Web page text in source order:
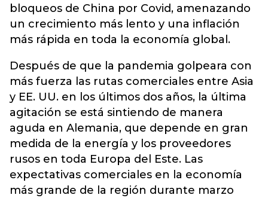
bloqueos de China por Covid, amenazando
un crecimiento más lento y una inflación
más rápida en toda la economía global.
Después de que la pandemia golpeara con
más fuerza las rutas comerciales entre Asia
y EE. UU. en los últimos dos años, la última
agitación se está sintiendo de manera
aguda en Alemania, que depende en gran
medida de la energía y los proveedores
rusos en toda Europa del Este. Las
expectativas comerciales en la economía
más grande de la región durante marzo